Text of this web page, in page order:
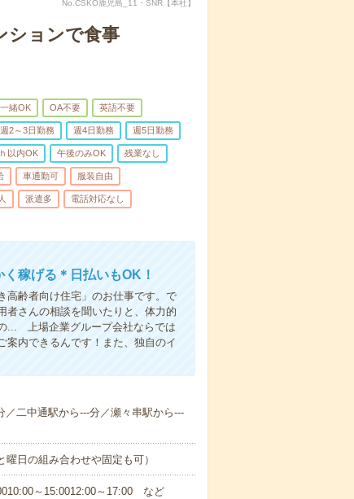
No.CSKO鹿児島_11・SNR【本社】
ションで食事
緒OK OA不要 英語不要
週2～3日勤務 週4日勤務 週5日勤務
以内OK 午後のみOK 残業なし
車通勤可 服装自由
派遣多 電話対応なし
稼げる＊日払いもOK！
齢者向け住宅」のお仕事です。で
者さんの相談を聞いたりと、体力的
... 上場企業グループ会社ならでは
案内できるんです！また、独自のイ
二中通駅から---分／瀬々串駅から---
日の組み合わせや固定も可）
～15:0012:00～17:00 など